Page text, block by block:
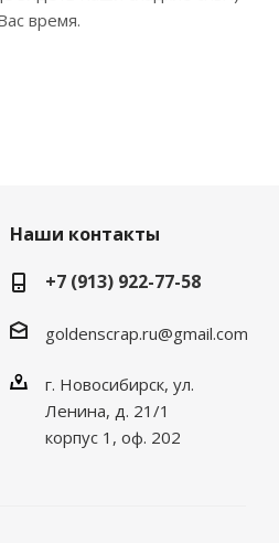
время.
Наши контакты
+7 (913) 922-77-58
goldenscrap.ru@gmail.com
г. Новосибирск, ул.
Ленина, д. 21/1
корпус 1, оф. 202